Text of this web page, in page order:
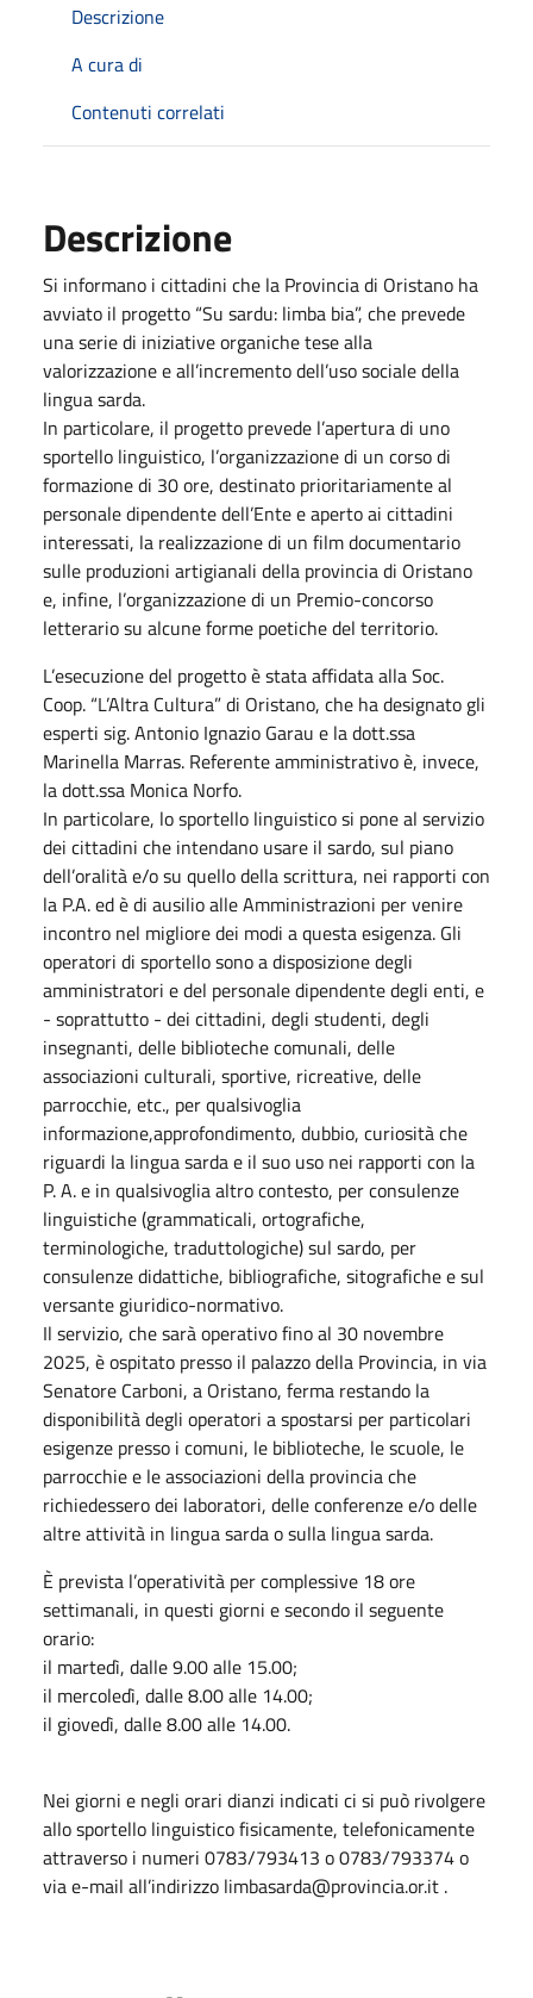
Descrizione
A cura di
Contenuti correlati
Descrizione
Si informano i cittadini che la Provincia di Oristano ha
avviato il progetto “Su sardu: limba bia”, che prevede
una serie di iniziative organiche tese alla
valorizzazione e all’incremento dell’uso sociale della
lingua sarda.
In particolare, il progetto prevede l’apertura di uno
sportello linguistico, l’organizzazione di un corso di
formazione di 30 ore, destinato prioritariamente al
personale dipendente dell’Ente e aperto ai cittadini
interessati, la realizzazione di un film documentario
sulle produzioni artigianali della provincia di Oristano
e, infine, l’organizzazione di un Premio-concorso
letterario su alcune forme poetiche del territorio.
L’esecuzione del progetto è stata affidata alla Soc.
Coop. “L’Altra Cultura” di Oristano, che ha designato gli
esperti sig. Antonio Ignazio Garau e la dott.ssa
Marinella Marras. Referente amministrativo è, invece,
la dott.ssa Monica Norfo.
In particolare, lo sportello linguistico si pone al servizio
dei cittadini che intendano usare il sardo, sul piano
dell’oralità e/o su quello della scrittura, nei rapporti con
la P.A. ed è di ausilio alle Amministrazioni per venire
incontro nel migliore dei modi a questa esigenza. Gli
operatori di sportello sono a disposizione degli
amministratori e del personale dipendente degli enti, e
- soprattutto - dei cittadini, degli studenti, degli
insegnanti, delle biblioteche comunali, delle
associazioni culturali, sportive, ricreative, delle
parrocchie, etc., per qualsivoglia
informazione,approfondimento, dubbio, curiosità che
riguardi la lingua sarda e il suo uso nei rapporti con la
P. A. e in qualsivoglia altro contesto, per consulenze
linguistiche (grammaticali, ortografiche,
terminologiche, traduttologiche) sul sardo, per
consulenze didattiche, bibliografiche, sitografiche e sul
versante giuridico-normativo.
Il servizio, che sarà operativo fino al 30 novembre
2025, è ospitato presso il palazzo della Provincia, in via
Senatore Carboni, a Oristano, ferma restando la
disponibilità degli operatori a spostarsi per particolari
esigenze presso i comuni, le biblioteche, le scuole, le
parrocchie e le associazioni della provincia che
richiedessero dei laboratori, delle conferenze e/o delle
altre attività in lingua sarda o sulla lingua sarda.
È prevista l’operatività per complessive 18 ore
settimanali, in questi giorni e secondo il seguente
orario:
il martedì, dalle 9.00 alle 15.00;
il mercoledì, dalle 8.00 alle 14.00;
il giovedì, dalle 8.00 alle 14.00.
Nei giorni e negli orari dianzi indicati ci si può rivolgere
allo sportello linguistico fisicamente, telefonicamente
attraverso i numeri 0783/793413 o 0783/793374 o
via e-mail all’indirizzo limbasarda@provincia.or.it .